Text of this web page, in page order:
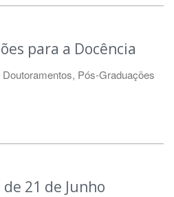
para a Docência
Pós-Graduações
de 21 de Junho